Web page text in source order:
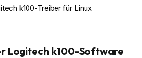
k100-Treiber für Linux
Logitech k100-Software